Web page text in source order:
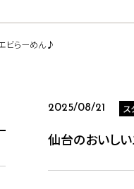
ビらーめん♪
2025/08/21 ス
仙台のおいし